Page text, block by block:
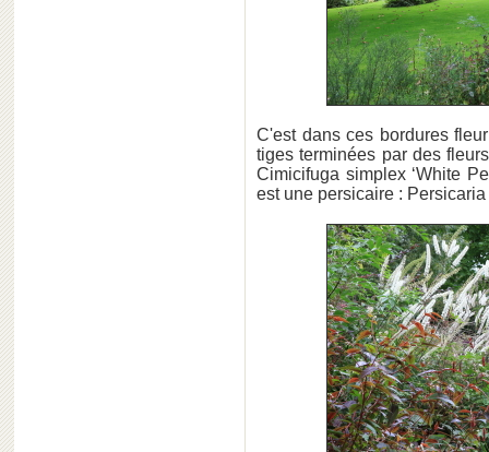
C'est dans ces bordures
tiges terminées par des
Cimicifuga simplex ‘White
est une persicaire :